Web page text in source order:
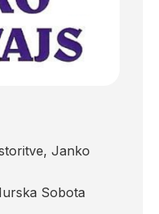
Janko
Sobota